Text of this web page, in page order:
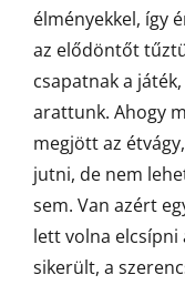
élményekkel, így
az elődöntőt
csapatnak a
arattunk. Ahogy
megjött az
jutni, de nem
sem. Van azért
lett volna
sikerült, a